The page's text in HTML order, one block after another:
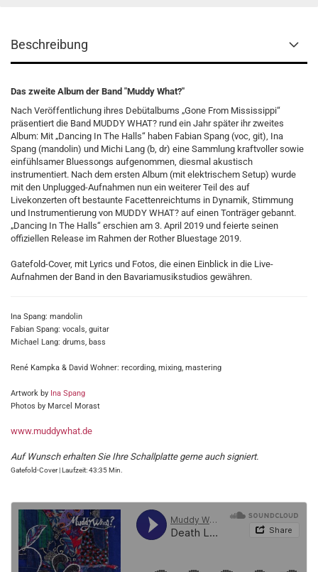
Beschreibung
Das zweite Album der Band "Muddy What?"
Nach Veröffentlichung ihres Debütalbums „Gone From Mississippi“
präsentiert die Band MUDDY WHAT? rund ein Jahr später ihr zweites
Album: Mit „Dancing In The Halls“ haben Fabian Spang (voc, git), Ina
Spang (mandolin) und Michi Lang (b, dr) eine Sammlung kraftvoller sowie
einfühlsamer Bluessongs aufgenommen, diesmal akustisch
instrumentiert. Nach dem ersten Album (mit elektrischem Setup) wurde
mit den Unplugged-Aufnahmen nun ein weiterer Teil des auf
Livekonzerten oft bestaunte Facettenreichtums in Dynamik, Stimmung
und Instrumentierung von MUDDY WHAT? auf einen Tonträger gebannt.
„Dancing In The Halls“ erschien am 3. April 2019 und feierte seinen
offiziellen Release im Rahmen der Rother Bluestage 2019.
Gatefold-Cover, mit Lyrics und Fotos, die einen Einblick in die Live-
Aufnahmen der Band in den Bavariamusikstudios gewähren.
Ina Spang: mandolin
Fabian Spang: vocals, guitar
Michael Lang: drums, bass
René Kampka & David Wohner: recording, mixing, mastering
Artwork by Ina Spang
Photos by Marcel Morast
www.muddywhat.de
Auf Wunsch erhalten Sie Ihre Schallplatte gerne auch signiert.
Gatefold-Cover | Laufzeit: 43:35 Min.